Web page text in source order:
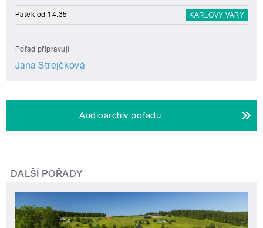
Pátek od 14.35 KARLOVY VARY
Pořad připravují
Jana Strejčková
Audioarchiv pořadu
DALŠÍ POŘADY